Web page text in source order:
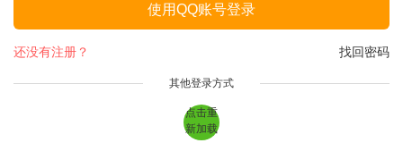
使用QQ账号登录
找回密码
还没有注册？
其他登录方式
点击重
新加载